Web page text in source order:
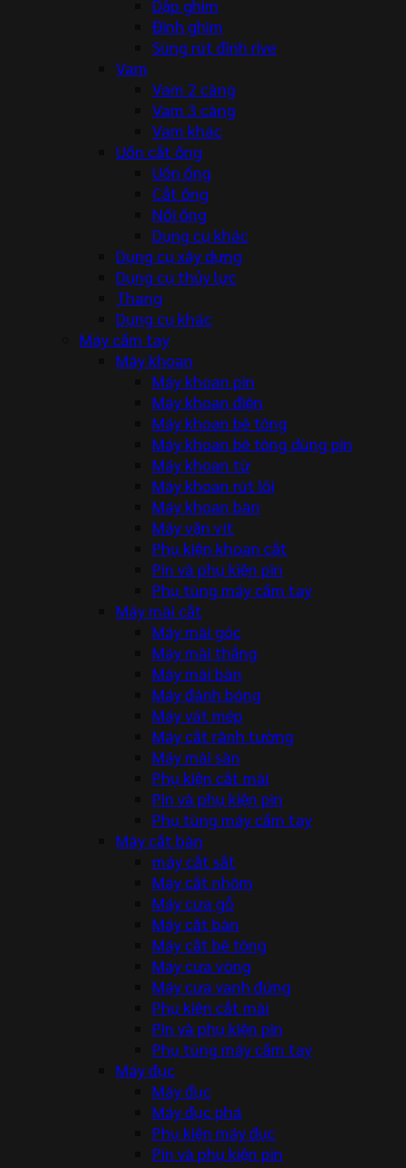
Dập ghim
Đinh ghim
Súng rút đinh rive
Vam
Vam 2 càng
Vam 3 càng
Vam khác
Uốn cắt ống
Uốn ống
Cắt ống
Nối ống
Dụng cụ khác
Dụng cụ xây dựng
Dụng cụ thủy lực
Thang
Dụng cụ khác
Máy cầm tay
Máy khoan
Máy khoan pin
Máy khoan điện
Máy khoan bê tông
Máy khoan bê tông dùng pin
Máy khoan từ
Máy khoan rút lõi
Máy khoan bàn
Máy vặn vít
Phụ kiện khoan cắt
Pin và phụ kiện pin
Phụ tùng máy cầm tay
Máy mài cắt
Máy mài góc
Máy mài thẳng
Máy mài bàn
Máy đánh bóng
Máy vát mép
Máy cắt rãnh tường
Máy mài sàn
Phụ kiện cắt mài
Pin và phụ kiện pin
Phụ tùng máy cầm tay
Máy cắt bàn
máy cắt sắt
Máy cắt nhôm
Máy cưa gỗ
Máy cắt bàn
Máy cắt bê tông
Máy cưa vòng
Máy cưa vanh đứng
Phụ kiện cắt mài
Pin và phụ kiện pin
Phụ tùng máy cầm tay
Máy đục
Máy đục
Máy đục phá
Phụ kiện máy đục
Pin và phụ kiện pin